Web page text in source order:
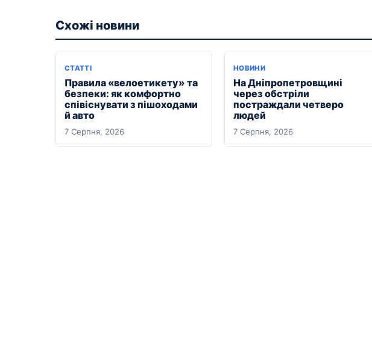
Схожі новини
СТАТТІ
Правила «велоетикету» та
безпеки: як комфортно
співіснувати з пішоходами
й авто
7 Серпня, 2026
НОВИНИ
На Дніпропетровщині
через обстріли
постраждали четверо
людей
7 Серпня, 2026